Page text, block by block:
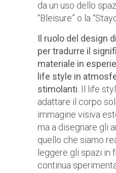
da un uso dello
“Bleisure” o la
Il ruolo del design
per tradurre il
materiale in
life style in
stimolanti. Il life
adattare il corpo
immagine visiva
ma a disegnare gli
quello che siamo
leggere gli spazi in
continua